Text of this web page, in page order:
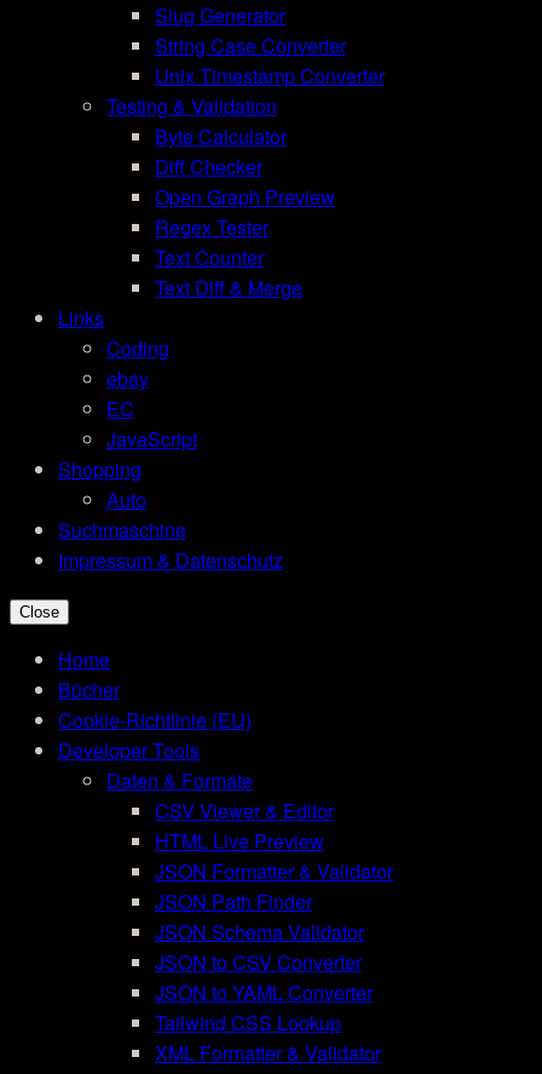
Slug Generator
String Case Converter
Unix Timestamp Converter
Testing & Validation
Byte Calculator
Diff Checker
Open Graph Preview
Regex Tester
Text Counter
Text Diff & Merge
Links
Coding
ebay
EC
JavaScript
Shopping
Auto
Suchmaschine
Impressum & Datenschutz
Close
Home
Bücher
Cookie-Richtlinie (EU)
Developer Tools
Daten & Formate
CSV Viewer & Editor
HTML Live Preview
JSON Formatter & Validator
JSON Path Finder
JSON Schema Validator
JSON to CSV Converter
JSON to YAML Converter
Tailwind CSS Lookup
XML Formatter & Validator